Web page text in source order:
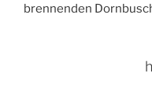
brennenden